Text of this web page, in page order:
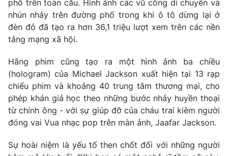
phố trên toàn cầu. Hình ảnh các vũ công di chuyển và
nhún nhảy trên đường phố trong khi ô tô dừng lại ở
đèn đỏ đã tạo ra hơn 36,1 triệu lượt xem trên các nền
tảng mạng xã hội.
Hãng phim cũng tạo ra một hình ảnh ba chiều
(hologram) của Michael Jackson xuất hiện tại 13 rạp
chiếu phim và khoảng 40 trung tâm thương mại, cho
phép khán giả học theo những bước nhảy huyền thoại
từ chính ông - với sự giúp đỡ của cháu trai kiêm người
đóng vai Vua nhạc pop trên màn ảnh, Jaafar Jackson.
Sự hoài niệm là yếu tố then chốt đối với những người